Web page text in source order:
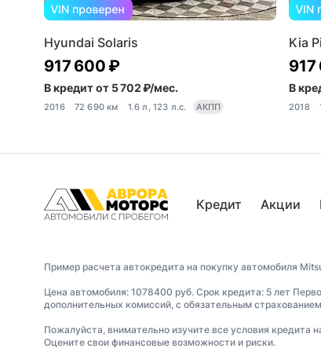
Hyundai Solaris
917 600 ₽
В кредит от 5 702 ₽/мес.
2016 72 690 км 1.6 л, 123 л.с. АКПП
Kia
В
2018
Кредит Акции
Пример расчета автокредита на покупку автомобиля
Цена автомобиля: 1078400 руб. Срок кредита: 5 лет
дополнительных комиссий, с обязательным
Пожалуйста, внимательно изучите все условия кредита
Оцените свои финансовые возможности и риски.